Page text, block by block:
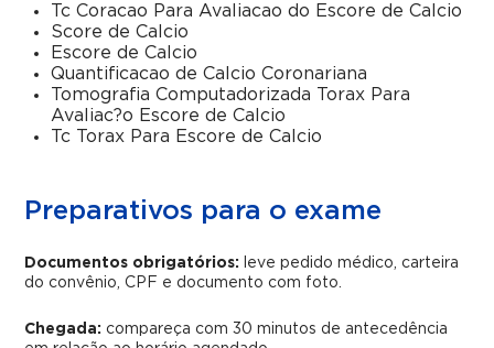
Tc Coracao Para Avaliacao do Escore de Calcio
Score de Calcio
Escore de Calcio
Quantificacao de Calcio Coronariana
Tomografia Computadorizada Torax Para
Avaliac?o Escore de Calcio
Tc Torax Para Escore de Calcio
Preparativos para o exame
Documentos obrigatórios:
leve pedido médico, carteira
do convênio, CPF e documento com foto.
Chegada: compareça com 30 minutos de antecedência